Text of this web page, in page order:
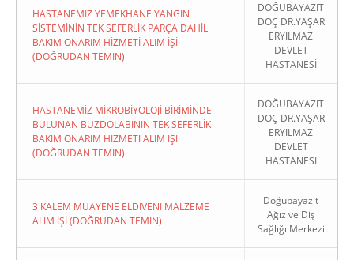
HASTANEMİZ YEMEKHANE YANGIN
SİSTEMİNİN TEK SEFERLİK PARÇA DAHİL
BAKIM ONARIM HİZMETİ ALIM İŞİ
(DOĞRUDAN TEMIN)
DOĞUBAYAZIT
DOÇ DR.YAŞAR
ERYILMAZ
DEVLET
HASTANESİ
HASTANEMİZ MİKROBİYOLOJİ BİRİMİNDE
BULUNAN BUZDOLABININ TEK SEFERLİK
BAKIM ONARIM HİZMETİ ALIM İŞİ
(DOĞRUDAN TEMIN)
DOĞUBAYAZIT
DOÇ DR.YAŞAR
ERYILMAZ
DEVLET
HASTANESİ
3 KALEM MUAYENE ELDİVENİ MALZEME
ALIM İŞİ (DOĞRUDAN TEMIN)
Doğubayazıt
Ağız ve Diş
Sağlığı Merkezi